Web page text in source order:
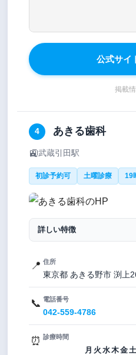
公式サイ
掲載
4 あきる歯科
🚉武蔵引田駅
初診予約可 土曜診療 19
詳しい特徴
📍 住所
東京都 あきる野市 渕上
📞 電話番号
042-559-4786
⏰ 診療時間
月 火 水木金 土